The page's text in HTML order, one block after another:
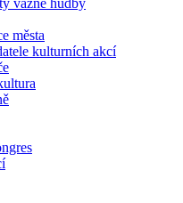
vážné hudby
města
kulturních akcí